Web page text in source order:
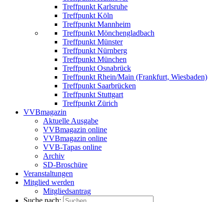
Treffpunkt Karlsruhe
Treffpunkt Köln
Treffpunkt Mannheim
Treffpunkt Mönchengladbach
Treffpunkt Münster
Treffpunkt Nürnberg
Treffpunkt München
Treffpunkt Osnabrück
Treffpunkt Rhein/Main (Frankfurt, Wiesbaden)
Treffpunkt Saarbrücken
Treffpunkt Stuttgart
Treffpunkt Zürich
VVBmagazin
Aktuelle Ausgabe
VVBmagazin online
VVBmagazin online
VVB-Tapas online
Archiv
SD-Broschüre
Veranstaltungen
Mitglied werden
Mitgliedsantrag
Suche nach: